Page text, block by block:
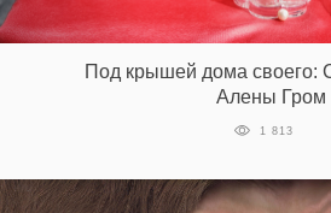
Под крышей дома своего:
Алены Гром
1 813